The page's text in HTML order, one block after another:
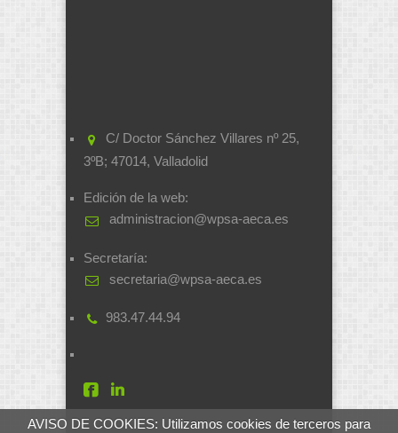
AVISO DE COOKIES: Utilizamos cookies de terceros para
C/ Doctor Sánchez Villares nº 25,
3ºB; 47014, Valladolid
Edición de la web:
administracion@wpsa-aeca.es
Secretaría:
secretaria@wpsa-aeca.es
983.47.44.94